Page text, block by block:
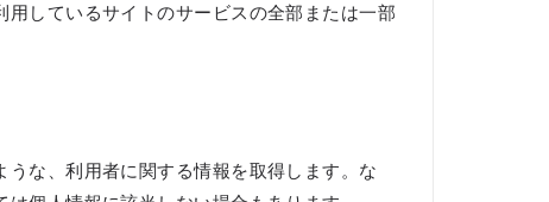
しているサイトのサービスの全部または一部
な、利用者に関する情報を取得します。な